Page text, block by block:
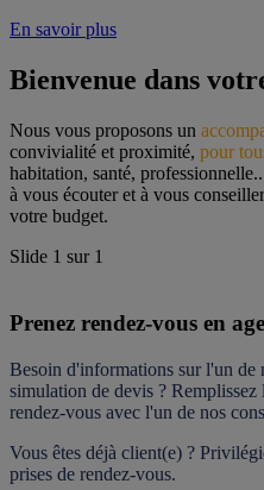
En savoir plus
Bienvenue dans
Nous vous proposons un
convivialité et proximité, pour
habitation, santé,
à vous écouter et à vous
votre budget.
Slide 1 sur 1
Prenez rendez-vous en
Besoin d'informations sur l'un de
simulation de devis ?
rendez-vous avec l'un de nos
Vous êtes déjà client(e) ?
prises de rendez-vous.